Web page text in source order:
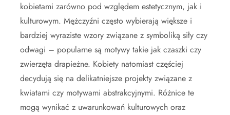
kobietami zarówno pod względem estetycznym, jak i
kulturowym. Mężczyźni często wybierają większe i
bardziej wyraziste wzory związane z symboliką siły czy
odwagi – popularne są motywy takie jak czaszki czy
zwierzęta drapieżne. Kobiety natomiast częściej
decydują się na delikatniejsze projekty związane z
kwiatami czy motywami abstrakcyjnymi. Różnice te
mogą wynikać z uwarunkowań kulturowych oraz